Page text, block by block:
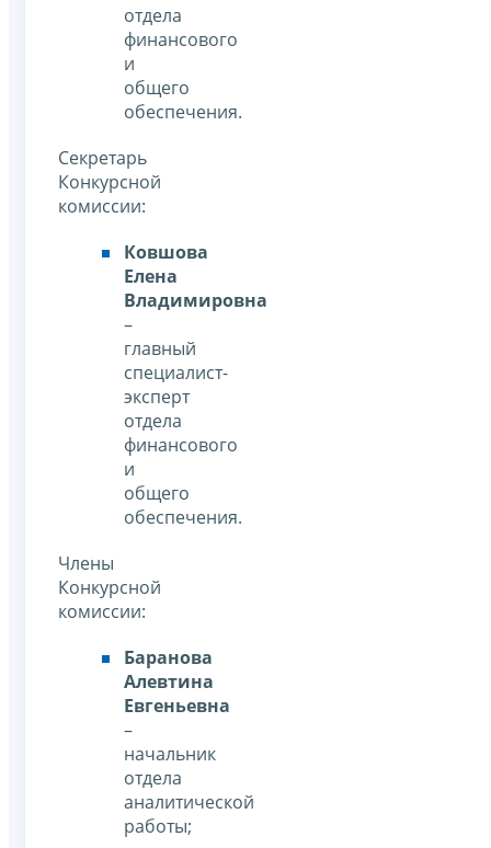
отдела
финансового
и
общего
обеспечения.
Секретарь
Конкурсной
комиссии:
Ковшова
Елена
Владимировна
–
главный
специалист-
эксперт
отдела
финансового
и
общего
обеспечения.
Члены
Конкурсной
комиссии:
Баранова
Алевтина
Евгеньевна
–
начальник
отдела
аналитической
работы;